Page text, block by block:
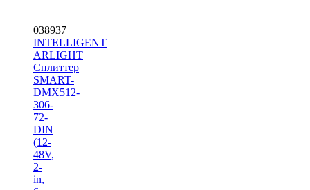
038937
INTELLIGENT
ARLIGHT
Сплиттер
SMART-
DMX512-
306-
72-
DIN
(12-
48V,
2-
in,